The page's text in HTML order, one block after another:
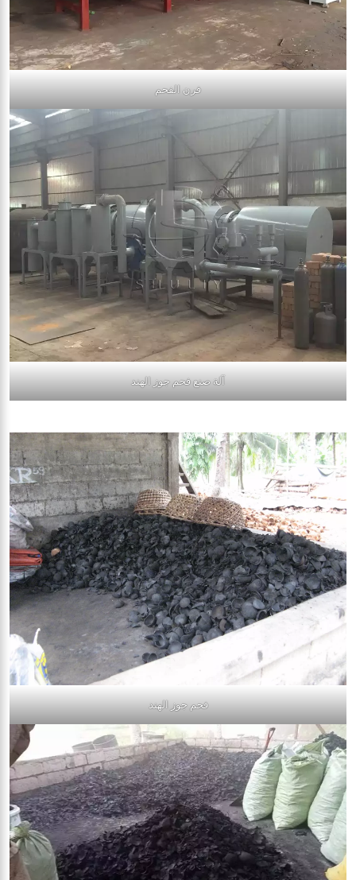
فرن الفحم
آلة صنع فحم جوز الهند
فحم جوز الهند